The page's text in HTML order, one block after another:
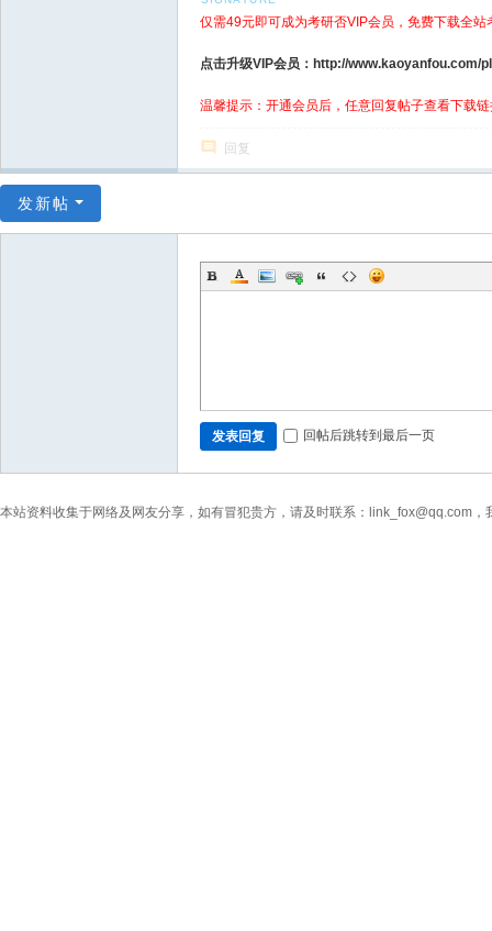
仅需49元即可成为考研否VIP会员，免费下载全站
点击升级VIP会员：http://www.kaoyanfou.com/
温馨提示：开通会员后，任意回复帖子查看下载
回复
发新帖
发表回复 回帖后跳转到最后一页
本站资料收集于网络及网友分享，如有冒犯贵方，请及时联系：link_fox@qq.com，